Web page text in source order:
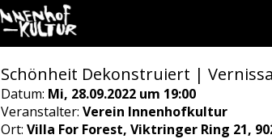
Schönheit Dekonstruiert |
Datum: Mi, 28.09.2022 um 19:00
Veranstalter: Verein Innenhofkultur
Ort: Villa For Forest, Viktringer Ring 21,